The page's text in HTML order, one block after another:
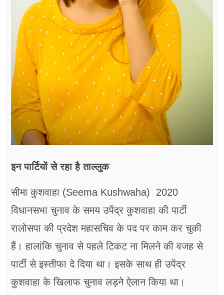
इन पार्टियों से रहा है ताल्लुक
सीमा कुशवाहा (Seema Kushwaha) 2020
विधानसभा चुनाव के समय उपेंद्र कुशवाहा की पार्टी
रालोसपा की प्रदेश महासचिव के पद पर काम कर चुकी
हैं। हालांकि चुनाव से पहले टिकट ना मिलने की वजह से
पार्टी से इस्तीफा दे दिया था। इसके साथ ही उपेंद्र
कुशवाहा के खिलाफ चुनाव लड़ने ऐलान किया था।